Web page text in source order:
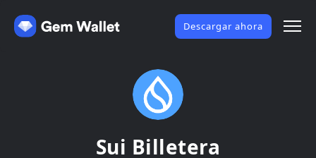
Descargar ahora
Sui Billetera